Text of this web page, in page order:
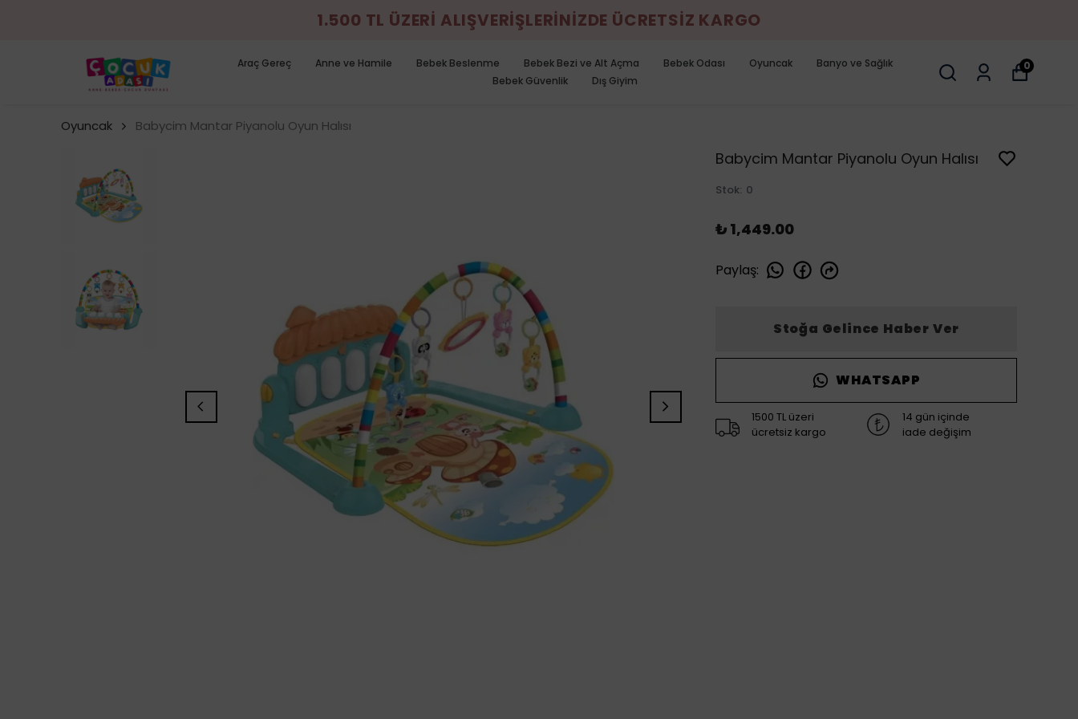
1.500 TL ÜZERİ ALIŞVERİŞLERİNİZDE ÜCRETSİZ KARGO
Araç Gereç Anne ve Hamile Bebek Beslenme Bebek Bezi ve Alt Açma Bebek Odası Oyuncak
Banyo ve Sağlık
Bebek Güvenlik
Dış Giyim
0
Oyuncak Babycim Mantar Piyanolu Oyun Halısı
Babycim Mantar Piyanolu Oyun Halısı
Stok: 0
₺ 1,449.00
Paylaş:
Stoğa Gelince Haber Ver
WHATSAPP
1500 TL üzeri
ücretsiz kargo
14 gün içinde
iade değişim